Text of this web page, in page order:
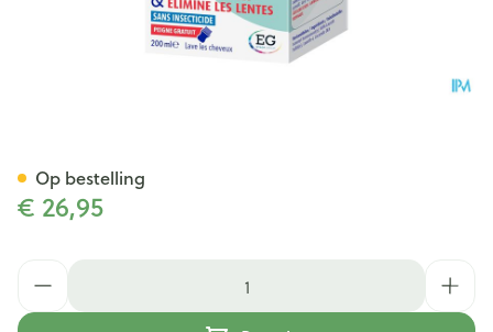
€ 26,95
Op bestelling